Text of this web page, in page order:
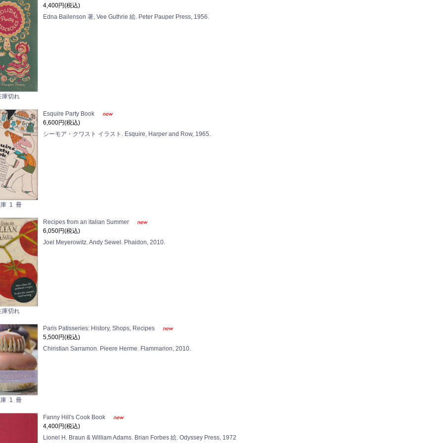
庫切れ
4,400円(税込)
Edna Bailenson 著, Vee Guthrie 絵. Peter Pauper Press, 1956.
1 冊
Esquire Party Book
6,600円(税込)
シーモア・クワスト イラスト. Esquire, Harper and Row, 1965.
庫切れ
Recipes from an italian Summer
6,050円(税込)
Joel Meyerowitz. Andy Sewel. Phaidon, 2010.
1 冊
Paris Patisseries: History, Shops, Recipes
5,500円(税込)
Chiristian Sarramon. Pieere Herme. Flammarion, 2010.
Fanny Hill's Cook Book
4,400円(税込)
Lionel H. Braun & William Adams. Brian Forbes 絵. Odyssey Press, 1972